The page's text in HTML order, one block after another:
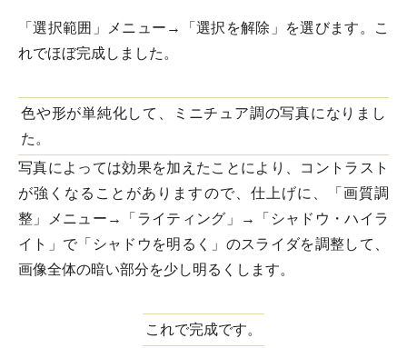
「選択範囲」メニュー→「選択を解除」を選びます。こ
れでほぼ完成しました。
色や形が単純化して、ミニチュア調の写真になりまし
た。
写真によっては効果を加えたことにより、コントラスト
が強くなることがありますので、仕上げに、「画質調
整」メニュー→「ライティング」→「シャドウ・ハイラ
イト」で「シャドウを明るく」のスライダを調整して、
画像全体の暗い部分を少し明るくします。
これで完成です。